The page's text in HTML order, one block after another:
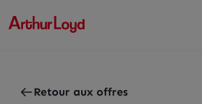
Retour aux offres